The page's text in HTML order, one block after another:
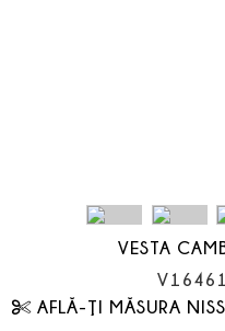
VESTA
V16461
AFLĂ-ŢI MĂSURA